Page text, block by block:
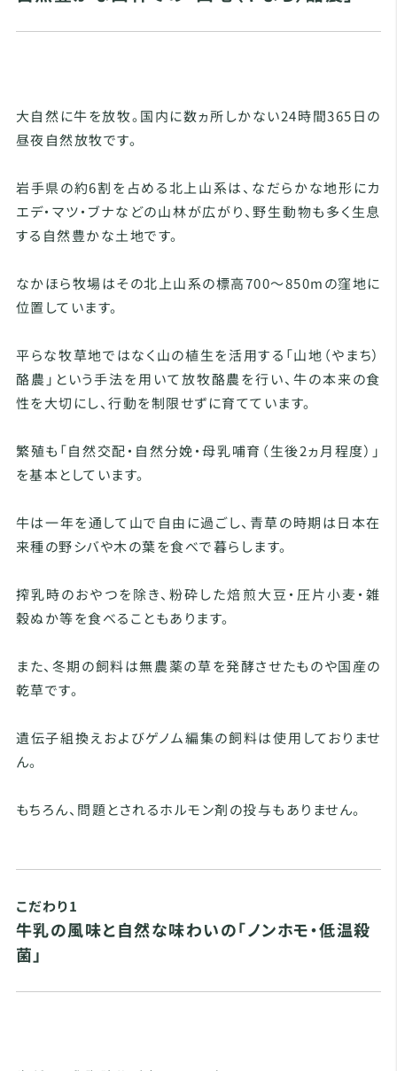
大自然に牛を放牧。国内に数ヵ所しかない24時間365日の
昼夜自然放牧です。
岩手県の約6割を占める北上山系は、なだらかな地形にカ
エデ・マツ・ブナなどの山林が広がり、野生動物も多く生息
する自然豊かな土地です。
なかほら牧場はその北上山系の標高700～850mの窪地に
位置しています。
平らな牧草地ではなく山の植生を活用する「山地（やまち）
酪農」という手法を用いて放牧酪農を行い、牛の本来の食
性を大切にし、行動を制限せずに育てています。
繁殖も「自然交配・自然分娩・母乳哺育（生後2ヵ月程度）」
を基本としています。
牛は一年を通して山で自由に過ごし、青草の時期は日本在
来種の野シバや木の葉を食べで暮らします。
搾乳時のおやつを除き、粉砕した焙煎大豆・圧片小麦・雑
穀ぬか等を食べることもあります。
また、冬期の飼料は無農薬の草を発酵させたものや国産の
乾草です。
遺伝子組換えおよびゲノム編集の飼料は使用しておりませ
ん。
もちろん、問題とされるホルモン剤の投与もありません。
こだわり1
牛乳の風味と自然な味わいの「ノンホモ・低温殺
菌」